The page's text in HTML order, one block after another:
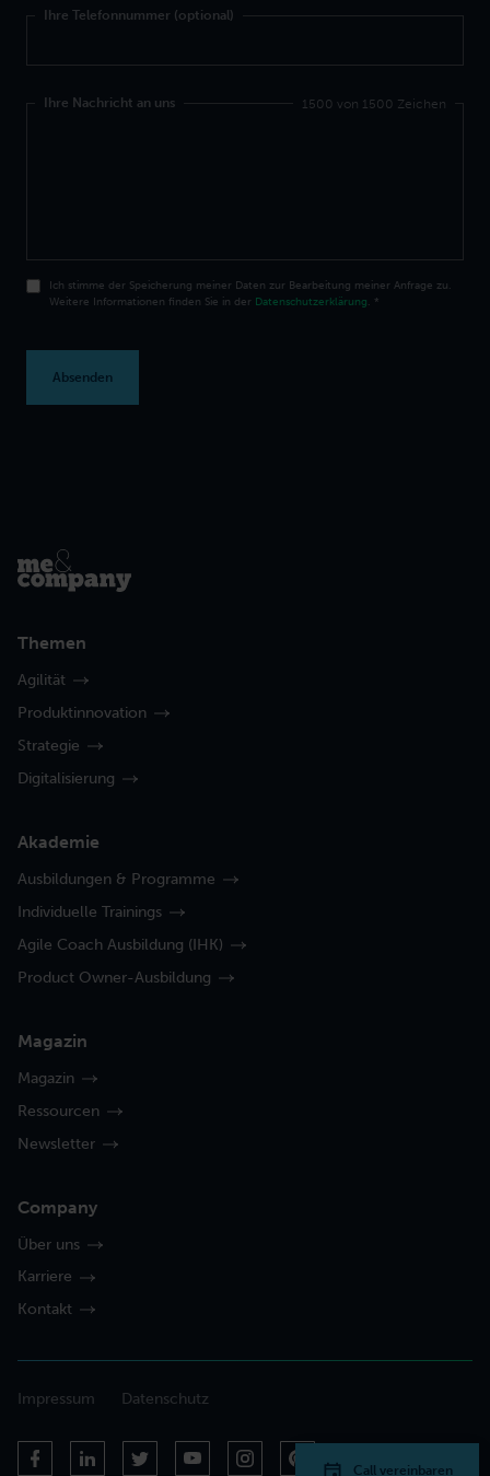
Ihre Telefonnummer (optional)
Ihre Nachricht an uns 1500 von 1500 Zeichen
Ich stimme der Speicherung meiner Daten zur Bearbeitung meiner Anfrage zu.
Weitere Informationen finden Sie in der Datenschutzerklärung. *
Call vereinbaren
Themen
Agilität
Produktinnovation
Strategie
Digitalisierung
Akademie
Ausbildungen & Programme
Individuelle Trainings
Agile Coach Ausbildung (IHK)
Product Owner-Ausbildung
Magazin
Magazin
Ressourcen
Newsletter
Company
Über uns
Karriere
Kontakt
Impressum Datenschutz